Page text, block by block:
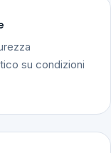
su condizioni